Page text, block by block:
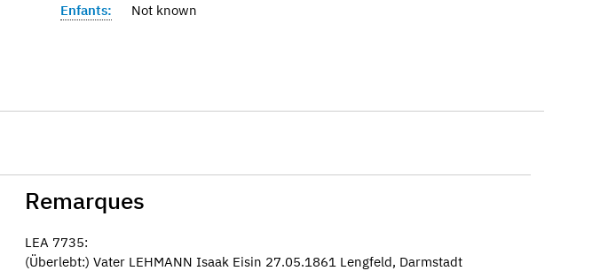
Enfants: Not known
Remarques
LEA 7735:
(Überlebt:) Vater LEHMANN Isaak Eisin 27.05.1861 Lengfeld, Darmstadt